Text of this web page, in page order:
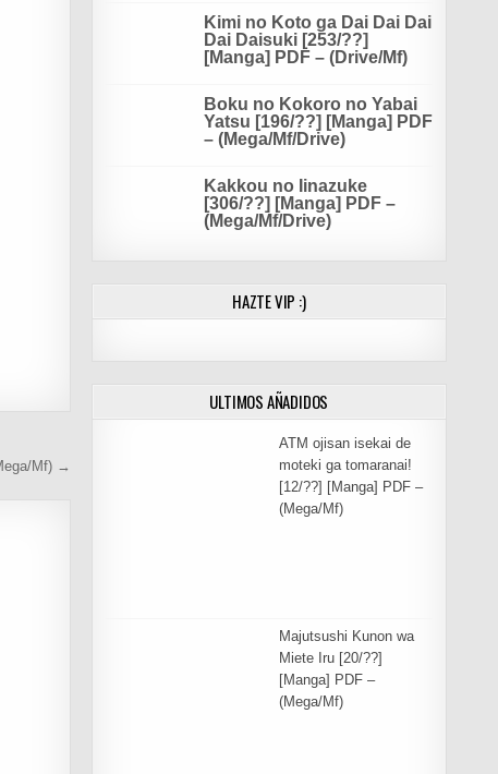
Mf) →
Kimi no Koto ga Dai Dai Dai
Dai Daisuki [253/??]
[Manga] PDF – (Drive/Mf)
Boku no Kokoro no Yabai
Yatsu [196/??] [Manga] PDF
– (Mega/Mf/Drive)
Kakkou no Iinazuke
[306/??] [Manga] PDF –
(Mega/Mf/Drive)
HAZTE VIP :)
ULTIMOS AÑADIDOS
ATM ojisan isekai de
moteki ga tomaranai!
[12/??] [Manga] PDF –
(Mega/Mf)
Majutsushi Kunon wa
Miete Iru [20/??]
[Manga] PDF –
(Mega/Mf)